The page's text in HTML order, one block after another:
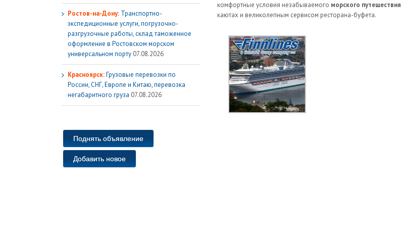
комфортные условия незабываемого морского путешествия
каютах и великолепным сервисом ресторана-буфета.
Ростов-на-Дону: Транспортно-
экспедиционные услуги, погрузочно-
разгрузочные работы, склад таможенное
оформление в Ростовском морском
универсальном порту 07.08.2026
Красноярск:Грузовые перевозки по
России, СНГ, Европе и Китаю, перевозка
негабаритного груза 07.08.2026
Поднять объявление
Добавить новое